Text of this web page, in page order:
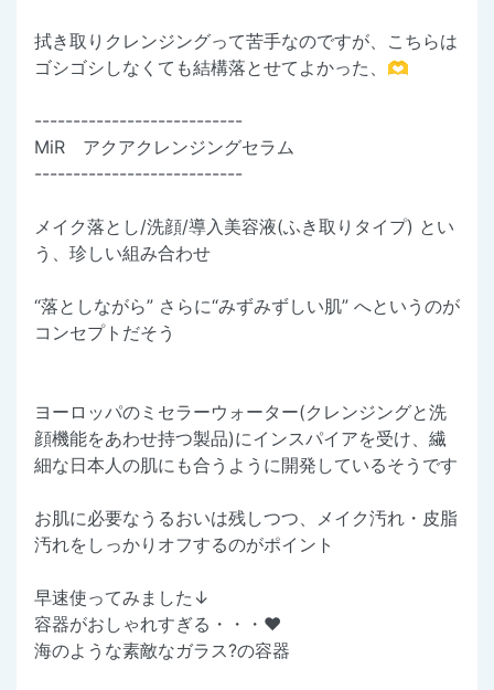
拭き取りクレンジングって苦手なのですが、こちらは
ゴシゴシしなくても結構落とせてよかった、🫶
---------------------------
MiR アクアクレンジングセラム
---------------------------
メイク落とし/洗顔/導入美容液(ふき取りタイプ) とい
う、珍しい組み合わせ
“落としながら” さらに“みずみずしい肌” へというのが
コンセプトだそう
ヨーロッパのミセラーウォーター(クレンジングと洗
顔機能をあわせ持つ製品)にインスパイアを受け、繊
細な日本人の肌にも合うように開発しているそうです
お肌に必要なうるおいは残しつつ、メイク汚れ・皮脂
汚れをしっかりオフするのがポイント
早速使ってみました↓
容器がおしゃれすぎる・・・❤
海のような素敵なガラス?の容器